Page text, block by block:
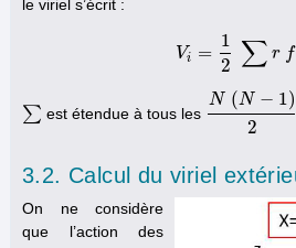
le viriel s’écrit :
Vi =
1
2 ∑ r f
V =1 ∑ f(r )
∑
∑ est étendue à tous les
N (N − 1)
2
N (N−1)2
3.2. Calcul du viriel
On ne considère
que l’action des